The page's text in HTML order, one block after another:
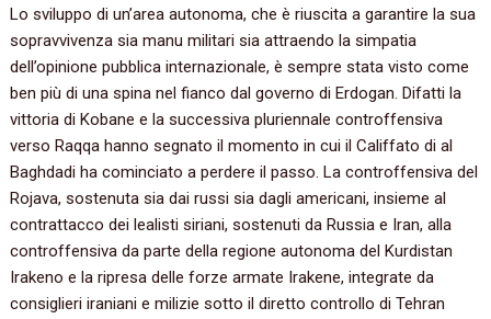
Lo sviluppo di un’area autonoma, che è riuscita a garantire la sua
sopravvivenza sia manu militari sia attraendo la simpatia
dell’opinione pubblica internazionale, è sempre stata visto come
ben più di una spina nel fianco dal governo di Erdogan. Difatti la
vittoria di Kobane e la successiva pluriennale controffensiva
verso Raqqa hanno segnato il momento in cui il Califfato di al
Baghdadi ha cominciato a perdere il passo. La controffensiva del
Rojava, sostenuta sia dai russi sia dagli americani, insieme al
contrattacco dei lealisti siriani, sostenuti da Russia e Iran, alla
controffensiva da parte della regione autonoma del Kurdistan
Irakeno e la ripresa delle forze armate Irakene, integrate da
consiglieri iraniani e milizie sotto il diretto controllo di Tehran